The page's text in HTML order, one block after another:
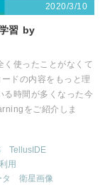
2020/3/10
習 by
く使ったことがなくて
ドの内容をもっと理
る時間が多くなった今
をご紹介しま
TellusIDE
用
衛星画像